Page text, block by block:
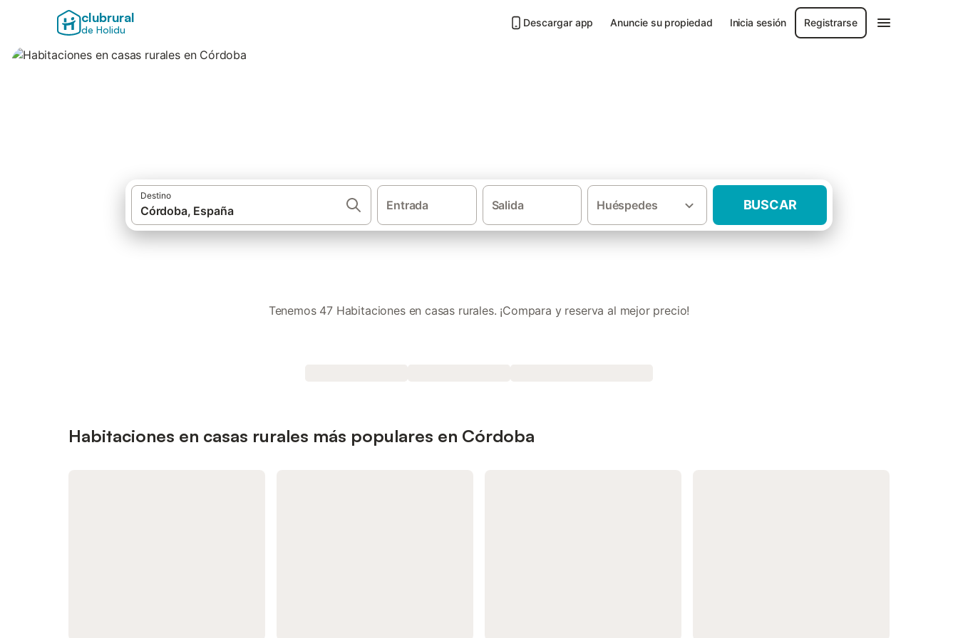
clubrural
de Holidu
Descargar app Anuncie su propiedad Inicia sesión Registrarse
Destino
Entrada Salida Huéspedes BUSCAR
Tenemos 47 Habitaciones en casas rurales. ¡Compara y reserva al mejor precio!
Habitaciones en casas rurales más populares en Córdoba